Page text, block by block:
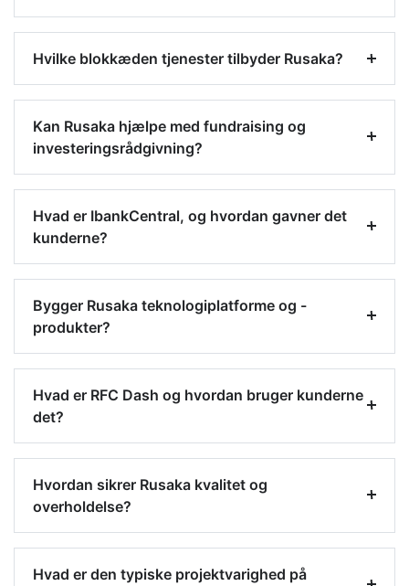
Hvilke blokkæden tjenester tilbyder Rusaka?
Kan Rusaka hjælpe med fundraising og
investeringsrådgivning?
Hvad er IbankCentral, og hvordan gavner det
kunderne?
Bygger Rusaka teknologiplatforme og -
produkter?
Hvad er RFC Dash og hvordan bruger kunderne
det?
Hvordan sikrer Rusaka kvalitet og
overholdelse?
Hvad er den typiske projektvarighed på